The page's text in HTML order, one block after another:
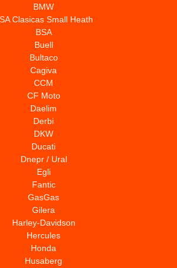
BMW
Clasicas Small Heath
BSA
Buell
Bultaco
Cagiva
CCM
CF Moto
Daelim
Derbi
DKW
Ducati
Dnepr / Ural
Egli
Fantic
GasGas
Gilera
Harley-Davidson
Hercules
Honda
Husaberg